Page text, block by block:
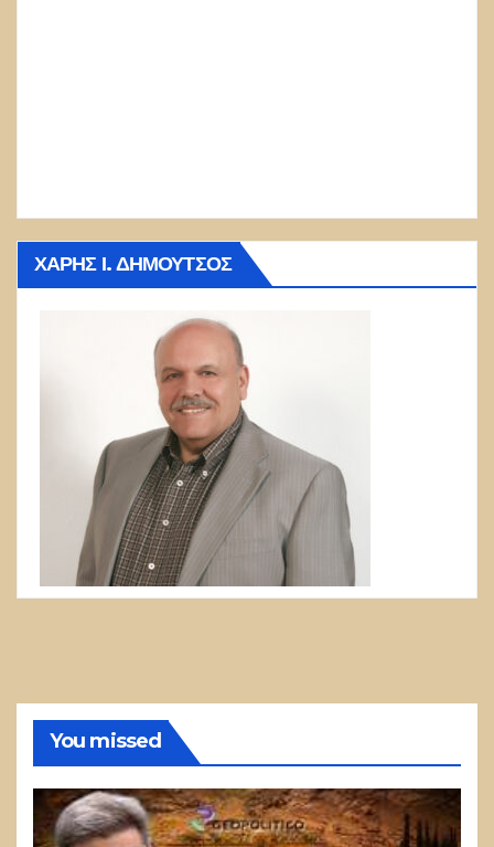
ΧΆΡΗΣ Ι. ΔΗΜΟΎΤΣΟΣ
You missed